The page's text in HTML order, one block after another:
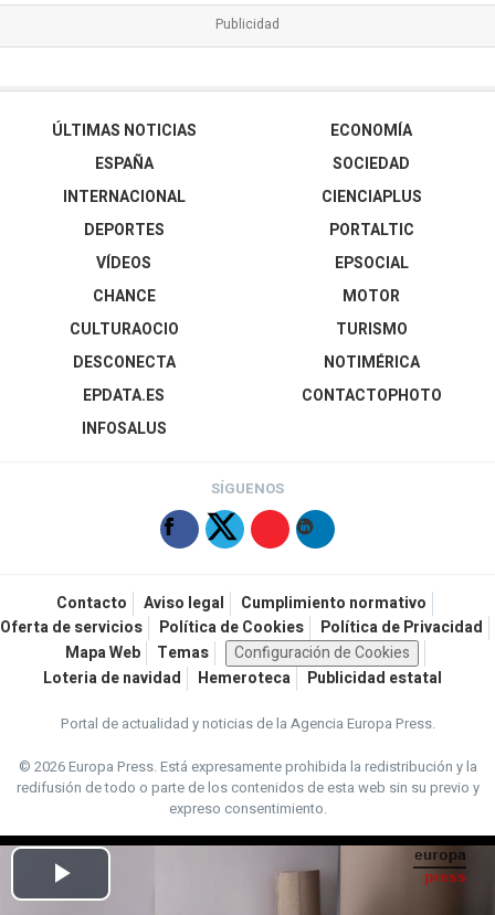
ÚLTIMAS NOTICIAS
ESPAÑA
INTERNACIONAL
DEPORTES
VÍDEOS
ECONOMÍA
SOCIEDAD
CIENCIAPLUS
PORTALTIC
EPSOCIAL
CHANCE
CULTURAOCIO
DESCONECTA
EPDATA.ES
INFOSALUS
MOTOR
TURISMO
NOTIMÉRICA
CONTACTOPHOTO
SÍGUENOS
Contacto Aviso legal
Cumplimiento normativo
Oferta de servicios
Política de Cookies
Política de Privacidad
Mapa Web
Temas
Configuración de Cookies
Loteria de navidad
Hemeroteca Publicidad estatal
Portal de actualidad y noticias de la Agencia Europa Press.
© 2026 Europa Press.Está expresamente prohibida la redistribución y la
redifusión de todo o parte de los contenidos de esta web sin su previo y
expreso consentimiento.